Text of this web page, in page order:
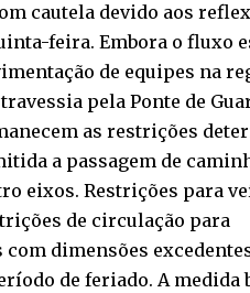
cautela devido aos
feira. Embora o fluxo
de equipes na
pela Ponte de
as restrições
a passagem de
eixos. Restrições para
de circulação para
dimensões
de feriado. A medida